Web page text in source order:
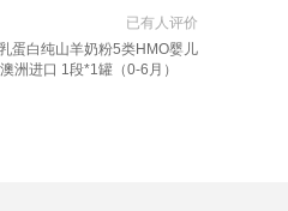
已有人评价
蛋白纯山羊奶粉5类HMO婴儿
洲进口 1段*1罐（0-6月）